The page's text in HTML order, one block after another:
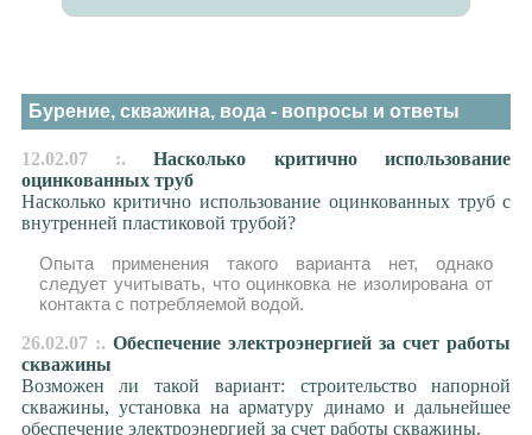
Бурение, скважина, вода - вопросы и ответы
12.02.07 :. Насколько критично использование
оцинкованных труб
Насколько критично использование оцинкованных труб с
внутренней пластиковой трубой?
Опыта применения такого варианта нет, однако
следует учитывать, что оцинковка не изолирована от
контакта с потребляемой водой.
26.02.07 :. Обеспечение электроэнергией за счет работы
скважины
Возможен ли такой вариант: строительство напорной
скважины, установка на арматуру динамо и дальнейшее
обеспечение электроэнергией за счет работы скважины.